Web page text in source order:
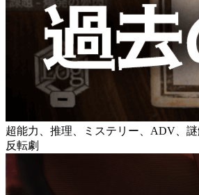
超能力、推理、ミステリー、ADV、謎
反転劇